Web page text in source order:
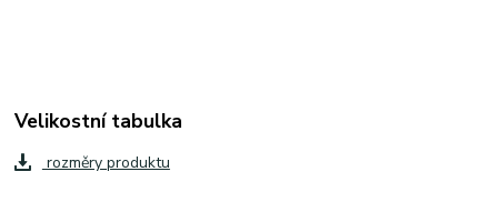
Velikostní tabulka
rozměry produktu